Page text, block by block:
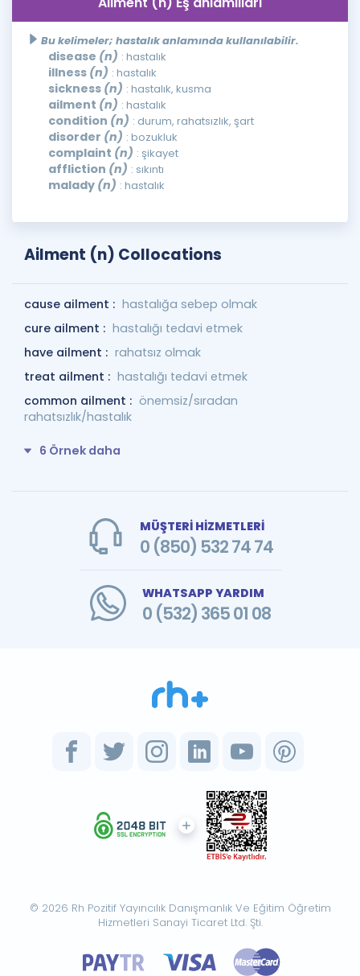
Bu kelimeler; hastalık anlamında kullanılabilir.
disease (n) : hastalık
illness (n) : hastalık
sickness (n) : hastalık, kusma
ailment (n) : hastalık
condition (n) : durum, rahatsızlık, şart
disorder (n) : bozukluk
complaint (n) : şikayet
affliction (n) : sıkıntı
malady (n) : hastalık
Ailment (n) Collocations
cause ailment : hastalığa sebep olmak
cure ailment : hastalığı tedavi etmek
have ailment : rahatsız olmak
treat ailment : hastalığı tedavi etmek
common ailment : önemsiz/sıradan
rahatsızlık/hastalık
6 Örnek daha
MÜŞTERİ HİZMETLERİ
0 (850) 532 74 74
WHATSAPP YARDIM
0 (532) 365 01 08
© 2026 Rh Pozitif Yayıncılık Danışmanlık Ve Eğitim Öğretim
Hizmetleri Sanayi Ticaret Ltd. Şti.